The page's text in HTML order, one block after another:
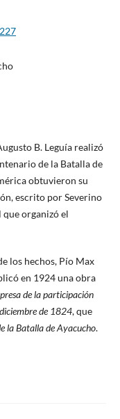
B. Leguía realizó
de la Batalla de
obtuvieron su
escrito por Severino
que organizó el
los hechos, Pío Max
en 1924 una obra
de la participación
de 1824, que
la Batalla de Ayacucho.